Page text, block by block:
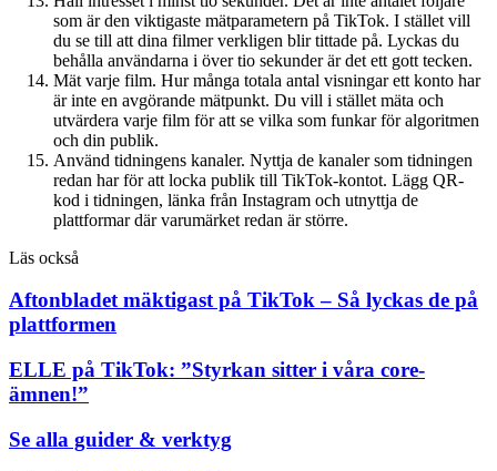
som är den viktigaste mätparametern på TikTok. I stället vill
du se till att dina filmer verkligen blir tittade på. Lyckas du
behålla användarna i över tio sekunder är det ett gott tecken.
Mät varje film. Hur många totala antal visningar ett konto har
är inte en avgörande mätpunkt. Du vill i stället mäta och
utvärdera varje film för att se vilka som funkar för algoritmen
och din publik.
Använd tidningens kanaler. Nyttja de kanaler som tidningen
redan har för att locka publik till TikTok-kontot. Lägg QR-
kod i tidningen, länka från Instagram och utnyttja de
plattformar där varumärket redan är större.
Läs också
Aftonbladet mäktigast på TikTok – Så lyckas de på
plattformen
ELLE på TikTok: ”Styrkan sitter i våra core-
ämnen!”
Se alla guider & verktyg